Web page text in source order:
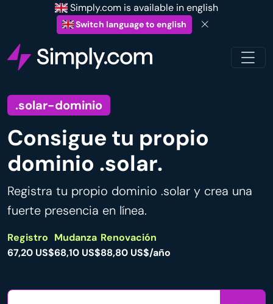
Simply.com is available in english
Switch language to english
.solar-dominio
Consigue tu propio
dominio .solar.
Registra tu propio dominio .solar y crea una
fuerte presencia en línea.
Registro
67,20 US$
Mudanza
68,10 US$
Renovación
88,80 US$/año